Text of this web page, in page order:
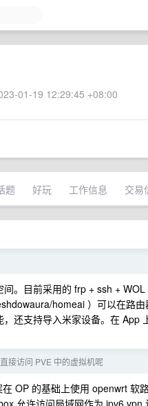
01-19 12:29:45 +08:00
题 好玩 工作信息 交易
。目前采用的 frp + ssh +
homeai ）可以在路由
还支持导入米家设备。在 App
接访问 PVE 中的虚拟机呢
OP 的基础上使用 openwrt 软
允许访问局域网作为 ipv6